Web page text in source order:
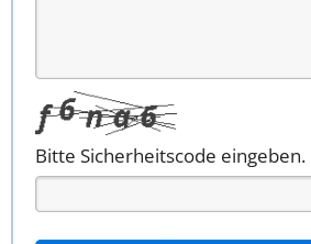
Bitte Sicherheitscode eingeben.